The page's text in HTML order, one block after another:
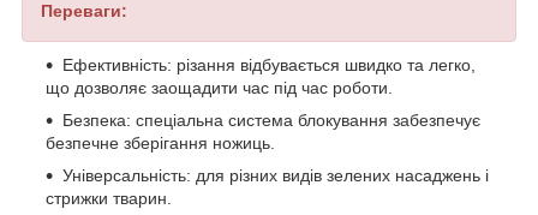
Переваги:
Ефективність: різання відбувається швидко та легко,
що дозволяє заощадити час під час роботи.
Безпека: спеціальна система блокування забезпечує
безпечне зберігання ножиць.
Універсальність: для різних видів зелених насаджень і
стрижки тварин.